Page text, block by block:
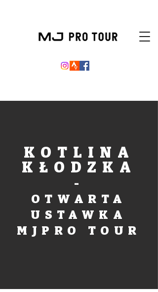
KOTLINA
KŁODZKA
-
OTWARTA
USTAWKA
MJPRO TOUR